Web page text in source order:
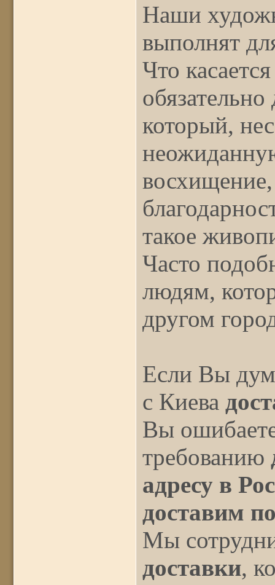
Наши
выполнят
Что
который,
такое
Часто
людям,
другом
Если Вы
с Киева
Вы
требованию
адресу в
доставим
Мы
доставки,